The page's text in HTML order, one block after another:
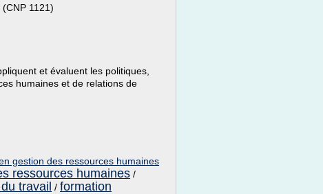
1121)
et évaluent les politiques,
humaines et de relations de
gestion des ressources humaines
ressources humaines /
travail / formation